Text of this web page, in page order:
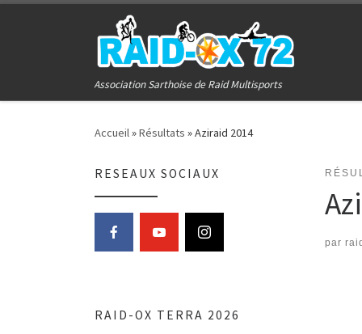
Association Sarthoise de Raid Multisports
Accueil»Résultats »Aziraid 2014
par
RESEAUX SOCIAUX
RAID-OX TERRA 2026